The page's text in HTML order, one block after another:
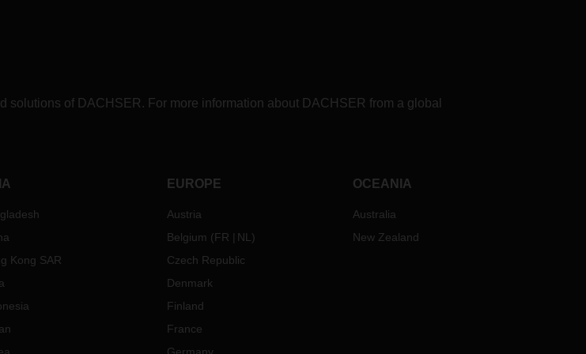
of DACHSER. For more information about DACHSER from a global
Kong SAR
EUROPE
Austria
Belgium (FR NL )
Czech Republic
Denmark
Finland
France
OCEANIA
Australia
New Zealand